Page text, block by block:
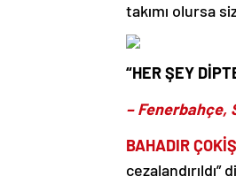
takımı olursa
“HER ŞEY
– Fenerbahçe,
BAHADIR